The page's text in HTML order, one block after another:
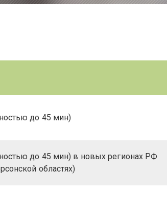
до 45 мин)
до 45 мин) в новых регионах РФ
областях)